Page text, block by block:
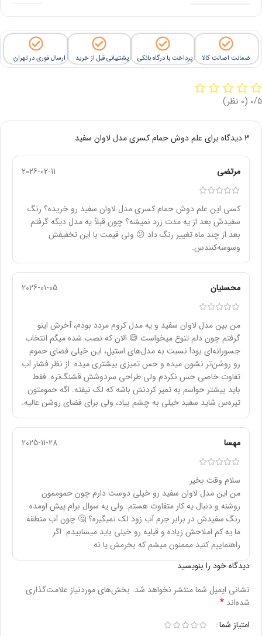
ضمانت اصالت کالا پرداخت با درگاه بانکی پشتیبانی قبل از خرید ارسال فوری در تهران
‫0/5 ‫(0 نظر)
3 دیدگاه برای علم دوش حمام کسری مدل لاوان سفید
مرتضی 2026-02-11
کسی این علم دوش حمام کسری مدل لاوان سفید رو خریده؟ رنگ
سفیدش بعد از یه مدت زرد نمیشه؟ چون قبلاً یه مدل دیگه گرفتم
بعد از چند ماه تغییر رنگ داد 😕 ولی قیمت با این تخفیفش
وسوسه‌کنندس.
محسنیان 2026-01-05
من بین مدل لاوان سفید و یه مدل کروم مردد بودم، آخرش اینو
گرفتم چون دلم تنوع میخواست 😅 الان که نصب شده میگم انتخاب
جسورانه‌ای بود! نسبت به مدل‌های استیل، این خیلی فضای حموم
رو روشن‌تر نشون میده و حس تمیزی بیشتری میده. از نظر فشار آب
تفاوت خاصی حس نکردم ولی طراحی سردوشش قشنگ‌تره. فقط
باید بیشتر حواسم به تمیز کردنش باشه که لک نیفته. اگه حمومتون
تیره‌س شاید سفید خیلی به چشم بیاد، ولی برای فضای روشن عالیه.
مهسا 2025-11-28
سلام وقت بخیر
من این مدل لاوان سفید رو خیلی دوست دارم چون حموممون
روشنه و دنبال یه کار متفاوت هستم. ولی یه سوال برام پیش اومده
رنگ سفیدش در برابر جرم آب زود لک نمیگیره؟ 🤔 چون آب منطقه
ما یه کم املاحش زیاده و قبلیه رو خیلی باید میسابیدم. اگر
راهنماییم کنید مممنون میشم که بخرمش یا نه
دیدگاه خود را بنویسید
نشانی ایمیل شما منتشر نخواهد شد. بخش‌های موردنیاز علامت‌گذاری
شده‌اند *
امتیاز شما